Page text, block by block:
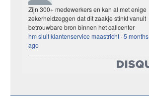
Zijn 300+ medewerkers en kan al met enige
zekerheidzeggen dat dit zaakje stinkt vanuit
betrouwbare bron binnen het callcenter
hm sluit klantenservice maastricht ·5 months
ago